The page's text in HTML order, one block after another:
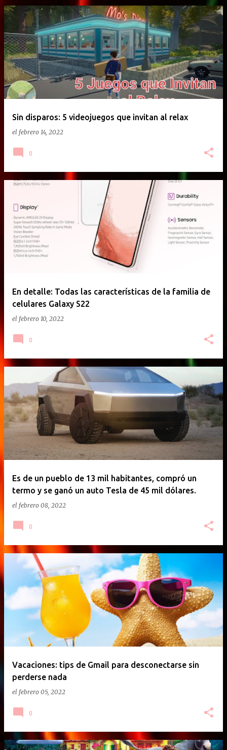
Sin disparos: 5 videojuegos que invitan al relax
el febrero 14, 2022
0
En detalle: Todas las características de la familia de
celulares Galaxy S22
el febrero 10, 2022
0
Es de un pueblo de 13 mil habitantes, compró un
termo y se ganó un auto Tesla de 45 mil dólares.
el febrero 08, 2022
0
Vacaciones: tips de Gmail para desconectarse sin
perderse nada
el febrero 05, 2022
0